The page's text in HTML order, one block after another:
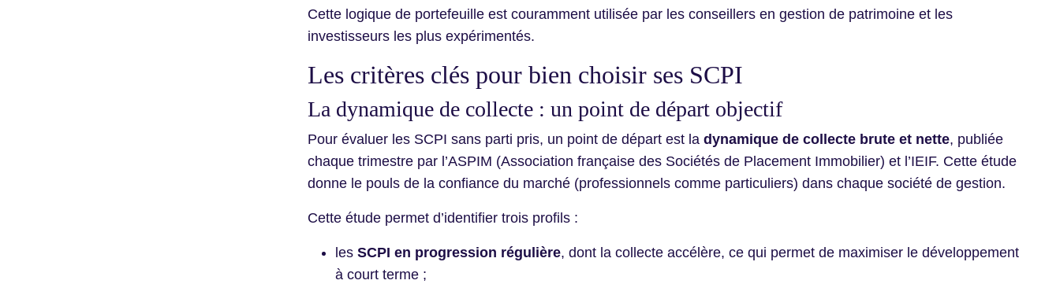
Cette logique de portefeuille est couramment utilisée par les conseillers en gestion de patrimoine et les
investisseurs les plus expérimentés.
Les critères clés pour bien choisir ses SCPI
La dynamique de collecte : un point de départ objectif
Pour évaluer les SCPI sans parti pris, un point de départ est la dynamique de collecte brute et nette, publiée
chaque trimestre par l’ASPIM (Association française des Sociétés de Placement Immobilier) et l’IEIF. Cette étude
donne le pouls de la confiance du marché (professionnels comme particuliers) dans chaque société de gestion.
Cette étude permet d’identifier trois profils :
les SCPI en progression régulière, dont la collecte accélère, ce qui permet de maximiser le développement
à court terme ;